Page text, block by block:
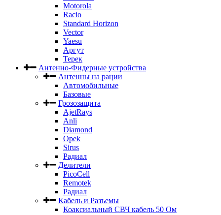
Motorola
Racio
Standard Horizon
Vector
Yaesu
Аргут
Терек
Антенно-Фидерные устройства
Антенны на рации
Автомобильные
Базовые
Грозозащита
AjetRays
Anli
Diamond
Opek
Sirus
Радиал
Делители
PicoCell
Remotek
Радиал
Кабель и Разъемы
Коаксиальный СВЧ кабель 50 Ом